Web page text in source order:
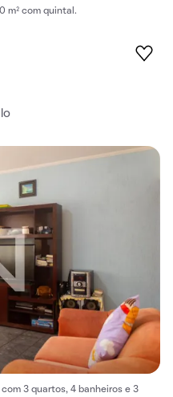
m² com quintal.
3 quartos, 4 banheiros e 3